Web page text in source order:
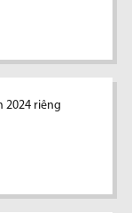
2024 riêng